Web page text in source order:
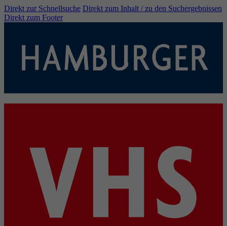
Direkt zur Schnellsuche Direkt zum Inhalt / zu den Suchergebnissen
Direkt zum Footer